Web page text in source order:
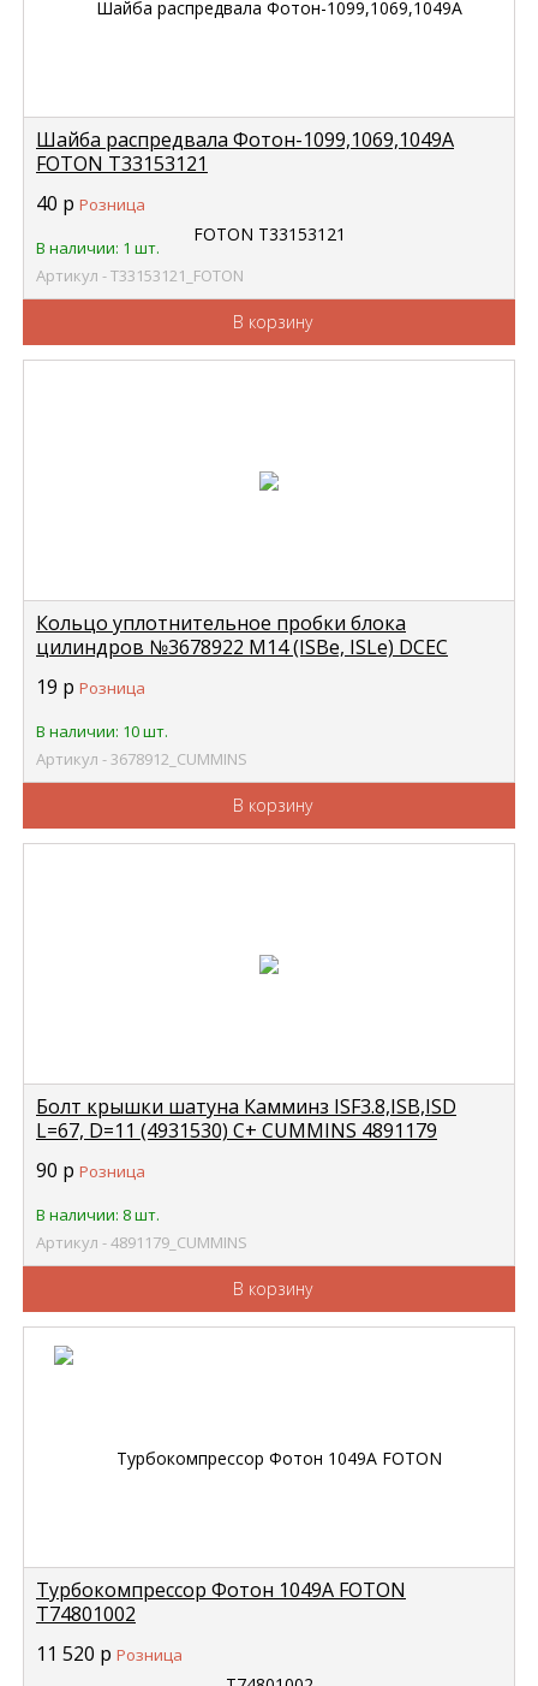
Шайба распредвала Фотон-1099,1069,1049А
FOTON Т33153121
40 р Розница
В наличии: 1 шт.
Артикул - Т33153121_FOTON
В корзину
Кольцо уплотнительное пробки блока
цилиндров №3678922 M14 (ISBe, ISLe) DCEC
19 р Розница
В наличии: 10 шт.
Артикул - 3678912_CUMMINS
В корзину
Болт крышки шатуна Камминз ISF3.8,ISB,ISD
L=67, D=11 (4931530) C+ CUMMINS 4891179
90 р Розница
В наличии: 8 шт.
Артикул - 4891179_CUMMINS
В корзину
Турбокомпрессор Фотон 1049А FOTON
Т74801002
11 520 р Розница